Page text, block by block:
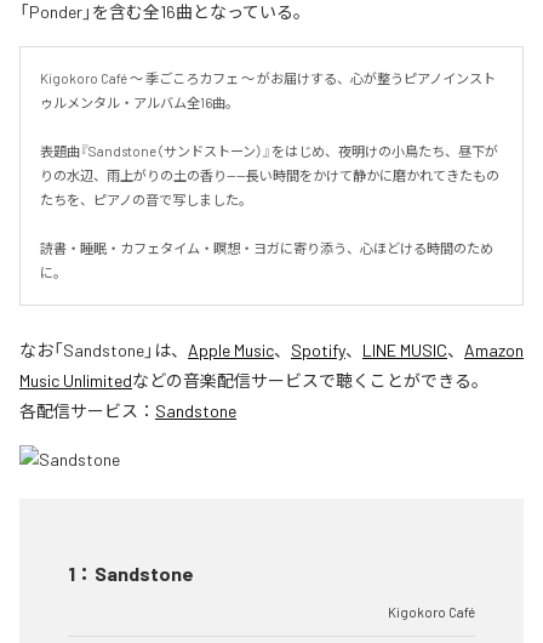
「Ponder」を含む全16曲となっている。
Kigokoro Café 〜 季ごころカフェ 〜 がお届けする、心が整うピアノインスト
ゥルメンタル・アルバム全16曲。
表題曲『Sandstone（サンドストーン）』をはじめ、夜明けの小鳥たち、昼下が
りの水辺、雨上がりの土の香り——長い時間をかけて静かに磨かれてきたもの
たちを、ピアノの音で写しました。
読書・睡眠・カフェタイム・瞑想・ヨガに寄り添う、心ほどける時間のため
に。
なお「Sandstone」は、 Apple Music、 Spotify、 LINE MUSIC、 Amazon
Music Unlimitedなどの音楽配信サービスで聴くことができる。
各配信サービス： Sandstone
1 ： Sandstone
Kigokoro Café